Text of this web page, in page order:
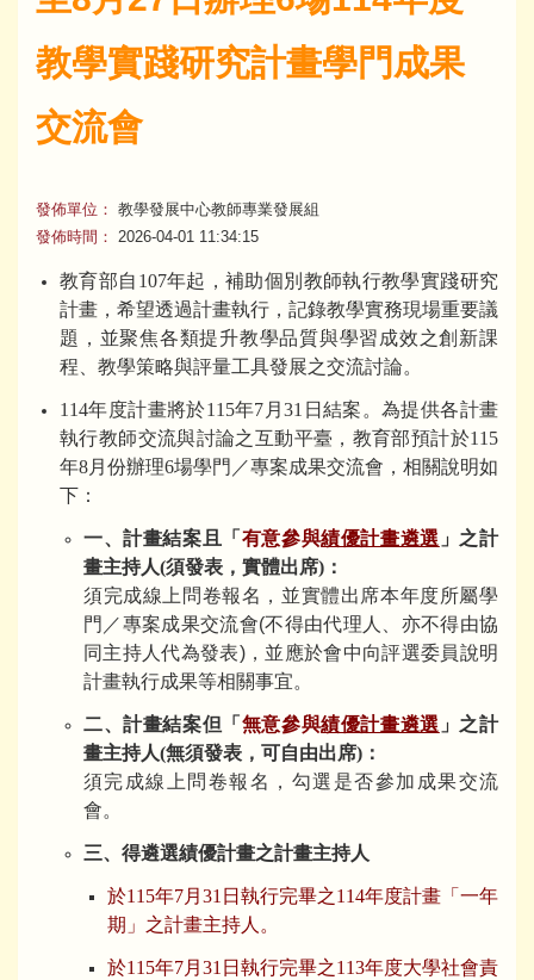
教學實踐研究計畫學門成果
交流會
發佈單位： 教學發展中心教師專業發展組
發佈時間：
2026-04-01 11:34:15
教育部自107年起，補助個別教師執行教學實踐研究
計畫，希望透過計畫執行，記錄教學實務現場重要議
題，並聚焦各類提升教學品質與學習成效之創新課
程、教學策略與評量工具發展之交流討論。
114年度計畫將於115年7月31日結案。為提供各計畫
執行教師交流與討論之互動平臺，教育部預計於115
年8月份辦理6場學門／專案成果交流會，相關說明如
下：
一、計畫結案且「 有意參與績優計畫遴選 」之計
畫主持人(須發表，實體出席)：
須完成線上問卷報名，並實體出席本年度所屬學
門／專案成果交流會(不得由代理人、亦不得由協
同主持人代為發表)，並應於會中向評選委員說明
計畫執行成果等相關事宜。
二、計畫結案但「 無意參與績優計畫遴選 」 之計
畫主持人(無須發表，可自由出席)：
須完成線上問卷報名，勾選是否參加成果交流
會。
三、得遴選績優計畫之計畫主持人
於115年7月31日執行完畢之114年度計畫「一年
期」之計畫主持人。
於115年7月31日執行完畢之113年度大學社會責